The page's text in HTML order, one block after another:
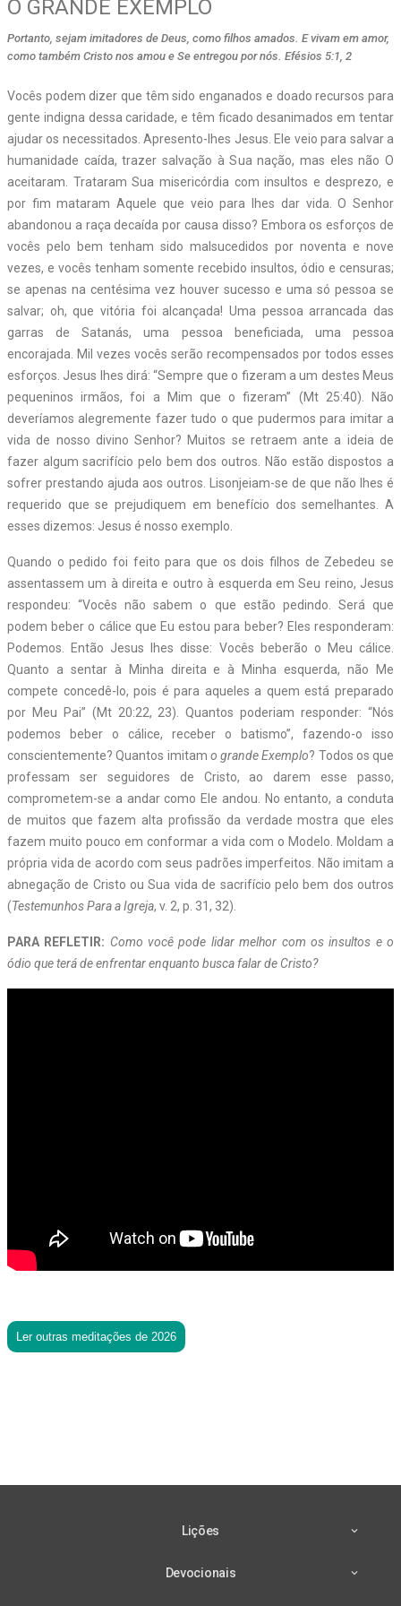
O GRANDE EXEMPLO
Portanto, sejam imitadores de Deus, como filhos amados. E vivam em amor,
como também Cristo nos amou e Se entregou por nós. Efésios 5:1, 2
Vocês podem dizer que têm sido enganados e doado recursos para
gente indigna dessa caridade, e têm ficado desanimados em tentar
ajudar os necessitados. Apresento-lhes Jesus. Ele veio para salvar a
humanidade caída, trazer salvação à Sua nação, mas eles não O
aceitaram. Trataram Sua misericórdia com insultos e desprezo, e
por fim mataram Aquele que veio para lhes dar vida. O Senhor
abandonou a raça decaída por causa disso? Embora os esforços de
vocês pelo bem tenham sido malsucedidos por noventa e nove
vezes, e vocês tenham somente recebido insultos, ódio e censuras;
se apenas na centésima vez houver sucesso e uma só pessoa se
salvar; oh, que vitória foi alcançada! Uma pessoa arrancada das
garras de Satanás, uma pessoa beneficiada, uma pessoa
encorajada. Mil vezes vocês serão recompensados por todos esses
esforços. Jesus lhes dirá: “Sempre que o fizeram a um destes Meus
pequeninos irmãos, foi a Mim que o fizeram” (Mt 25:40). Não
deveríamos alegremente fazer tudo o que pudermos para imitar a
vida de nosso divino Senhor? Muitos se retraem ante a ideia de
fazer algum sacrifício pelo bem dos outros. Não estão dispostos a
sofrer prestando ajuda aos outros. Lisonjeiam-se de que não lhes é
requerido que se prejudiquem em benefício dos semelhantes. A
esses dizemos: Jesus é nosso exemplo.
Quando o pedido foi feito para que os dois filhos de Zebedeu se
assentassem um à direita e outro à esquerda em Seu reino, Jesus
respondeu: “Vocês não sabem o que estão pedindo. Será que
podem beber o cálice que Eu estou para beber? Eles responderam:
Podemos. Então Jesus lhes disse: Vocês beberão o Meu cálice.
Quanto a sentar à Minha direita e à Minha esquerda, não Me
compete concedê-lo, pois é para aqueles a quem está preparado
por Meu Pai” (Mt 20:22, 23). Quantos poderiam responder: “Nós
podemos beber o cálice, receber o batismo”, fazendo-o isso
conscientemente? Quantos imitam o grande Exemplo? Todos os que
professam ser seguidores de Cristo, ao darem esse passo,
comprometem-se a andar como Ele andou. No entanto, a conduta
de muitos que fazem alta profissão da verdade mostra que eles
fazem muito pouco em conformar a vida com o Modelo. Moldam a
própria vida de acordo com seus padrões imperfeitos. Não imitam a
abnegação de Cristo ou Sua vida de sacrifício pelo bem dos outros
(Testemunhos Para a Igreja, v. 2, p. 31, 32).
PARA REFLETIR: Como você pode lidar melhor com os insultos e o
ódio que terá de enfrentar enquanto busca falar de Cristo?
Ler outras meditações de 2026
Lições
Devocionais